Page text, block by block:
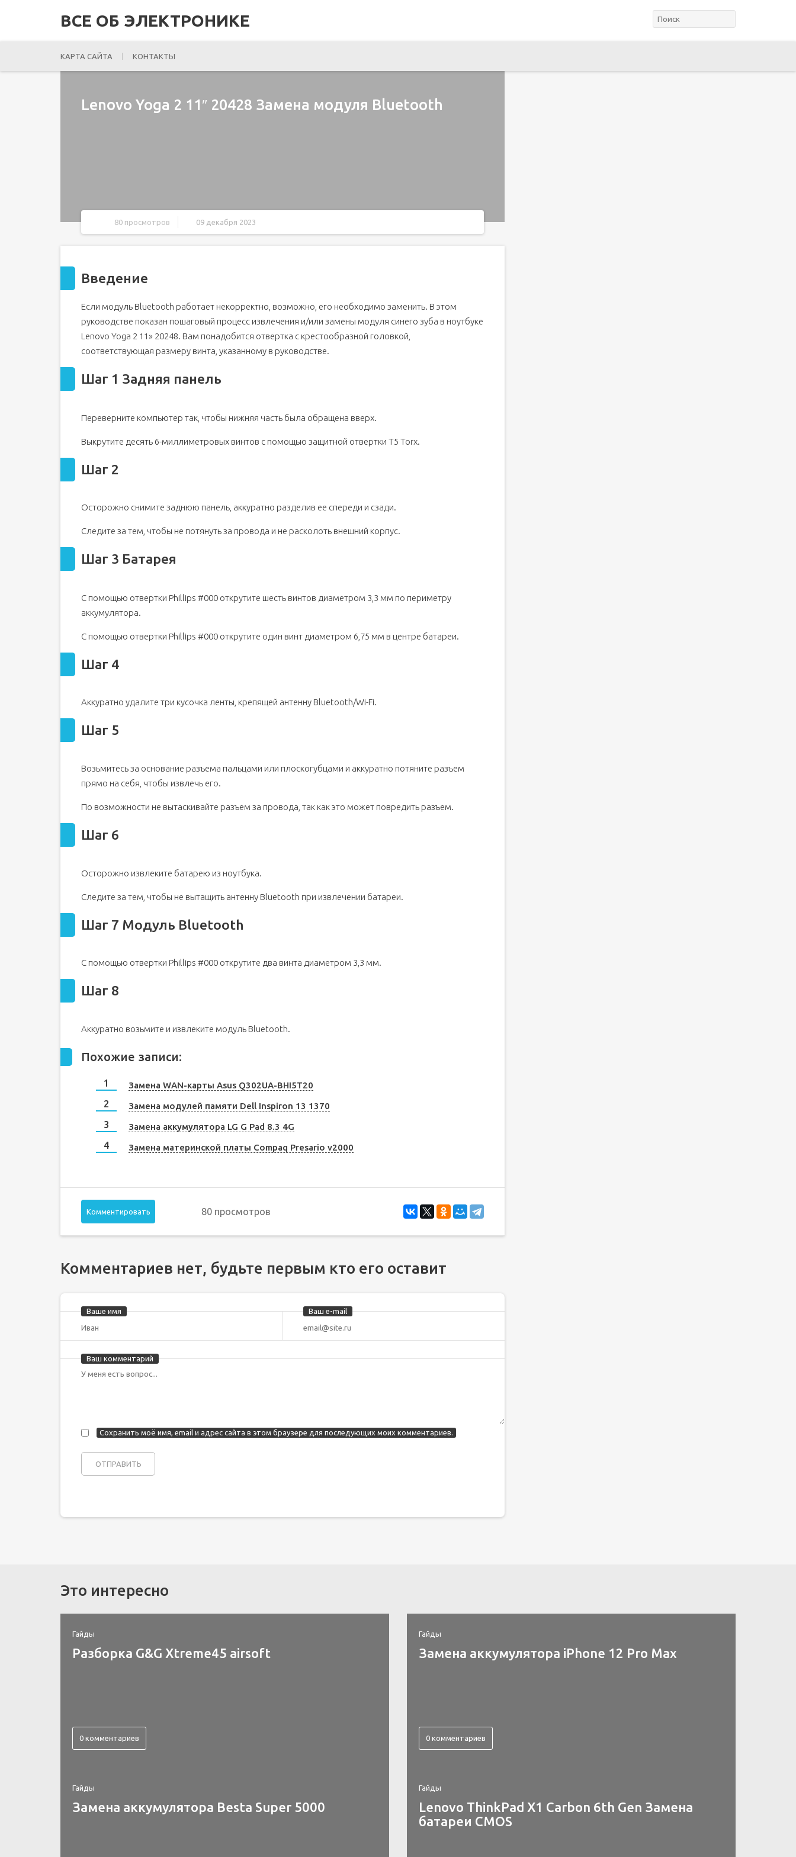
ВСЕ ОБ ЭЛЕКТРОНИКЕ
КАРТА САЙТА КОНТАКТЫ
Lenovo Yoga 2 11″ 20428 Замена модуля Bluetooth
80 просмотров 09 декабря 2023
Введение
Если модуль Bluetooth работает некорректно, возможно, его необходимо заменить. В этом
руководстве показан пошаговый процесс извлечения и/или замены модуля синего зуба в ноутбуке
Lenovo Yoga 2 11» 20248. Вам понадобится отвертка с крестообразной головкой,
соответствующая размеру винта, указанному в руководстве.
Шаг 1 Задняя панель
Переверните компьютер так, чтобы нижняя часть была обращена вверх.
Выкрутите десять 6-миллиметровых винтов с помощью защитной отвертки T5 Torx.
Шаг 2
Осторожно снимите заднюю панель, аккуратно разделив ее спереди и сзади.
Следите за тем, чтобы не потянуть за провода и не расколоть внешний корпус.
Шаг 3 Батарея
С помощью отвертки Phillips #000 открутите шесть винтов диаметром 3,3 мм по периметру
аккумулятора.
С помощью отвертки Phillips #000 открутите один винт диаметром 6,75 мм в центре батареи.
Шаг 4
Аккуратно удалите три кусочка ленты, крепящей антенну Bluetooth/Wi-Fi.
Шаг 5
Возьмитесь за основание разъема пальцами или плоскогубцами и аккуратно потяните разъем
прямо на себя, чтобы извлечь его.
По возможности не вытаскивайте разъем за провода, так как это может повредить разъем.
Шаг 6
Осторожно извлеките батарею из ноутбука.
Следите за тем, чтобы не вытащить антенну Bluetooth при извлечении батареи.
Шаг 7 Модуль Bluetooth
С помощью отвертки Phillips #000 открутите два винта диаметром 3,3 мм.
Шаг 8
Аккуратно возьмите и извлеките модуль Bluetooth.
Похожие записи:
Замена WAN-карты Asus Q302UA-BHI5T20
Замена модулей памяти Dell Inspiron 13 1370
Замена аккумулятора LG G Pad 8.3 4G
Замена материнской платы Compaq Presario v2000
Комментировать 80 просмотров
Комментариев нет, будьте первым кто его оставит
Ваше имя Ваш e-mail
Ваш комментарий
Сохранить моё имя, email и адрес сайта в этом браузере для последующих моих комментариев.
Это интересно
Гайды
Разборка G&G Xtreme45 airsoft
0 комментариев
Гайды
Замена аккумулятора iPhone 12 Pro Max
0 комментариев
Гайды
Замена аккумулятора Besta Super 5000
Гайды
Lenovo ThinkPad X1 Carbon 6th Gen Замена
батареи CMOS